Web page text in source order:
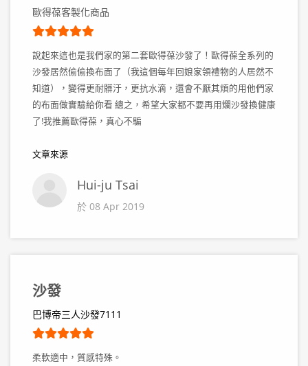
歐得葆客製化商品
說起來這也是我們家的第二套歐得葆沙發了！歐得葆全系列的
沙發居然偷偷換布面了（我這個每年回娘家領禮物的人居然不
知道），變得更耐髒汙，更抗水滴，還會不厭其煩的用他們家
的布面做實驗給你看 總之，希望大家都不要再用爛沙發換健康
了!我推薦歐得葆，真心不騙
文章來源
Hui-ju Tsai
於 08 Apr 2019
沙發
巴博帝三人沙發7111
柔軟適中，質感特殊。